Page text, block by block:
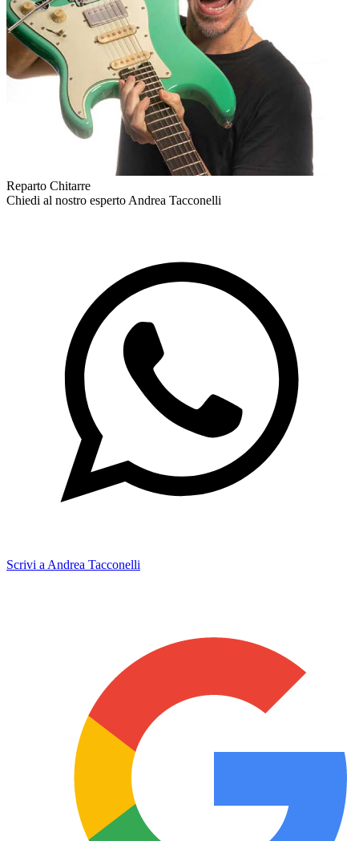
Reparto Chitarre
Chiedi al nostro espertoAndrea Tacconelli
Scrivi a Andrea Tacconelli